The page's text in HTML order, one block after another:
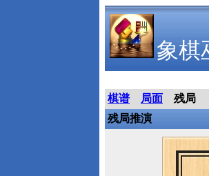
象棋
棋谱 局面
残局
残局推演